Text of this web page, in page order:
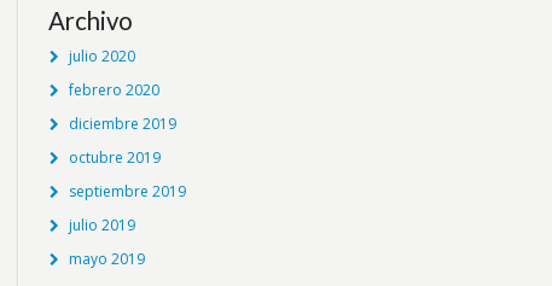
Archivo
julio 2020
febrero 2020
diciembre 2019
octubre 2019
septiembre 2019
julio 2019
mayo 2019